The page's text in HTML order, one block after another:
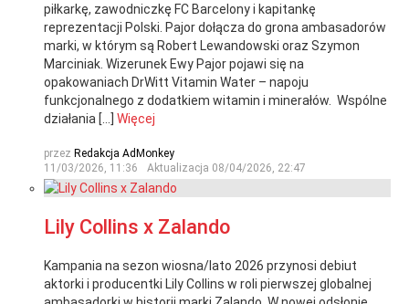
piłkarkę, zawodniczkę FC Barcelony i kapitankę
reprezentacji Polski. Pajor dołącza do grona ambasadorów
marki, w którym są Robert Lewandowski oraz Szymon
Marciniak. Wizerunek Ewy Pajor pojawi się na
opakowaniach DrWitt Vitamin Water – napoju
funkcjonalnego z dodatkiem witamin i minerałów. Wspólne
działania […] Więcej
przez Redakcja AdMonkey
11/03/2026, 11:36
Aktualizacja 08/04/2026, 22:47
Lily Collins x Zalando
Kampania na sezon wiosna/lato 2026 przynosi debiut
aktorki i producentki Lily Collins w roli pierwszej globalnej